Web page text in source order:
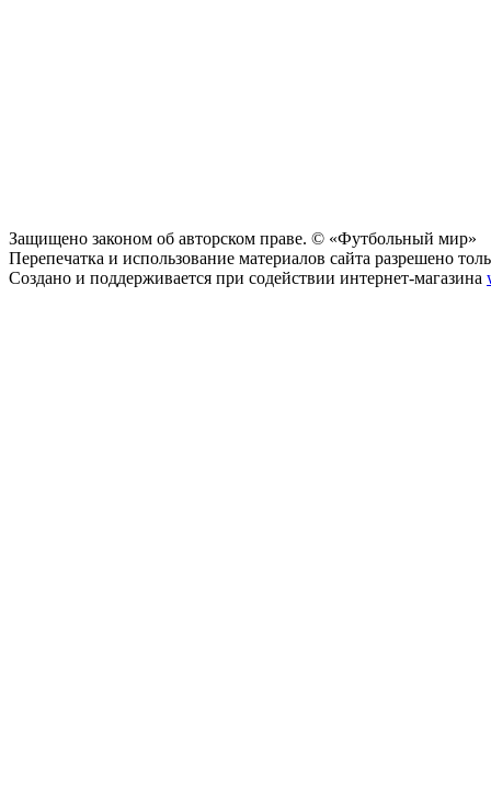
Защищено законом об авторском праве. © «Футбольный мир»
Перепечатка и использование материалов сайта разрешено
Создано и поддерживается при содействии интернет-магазина